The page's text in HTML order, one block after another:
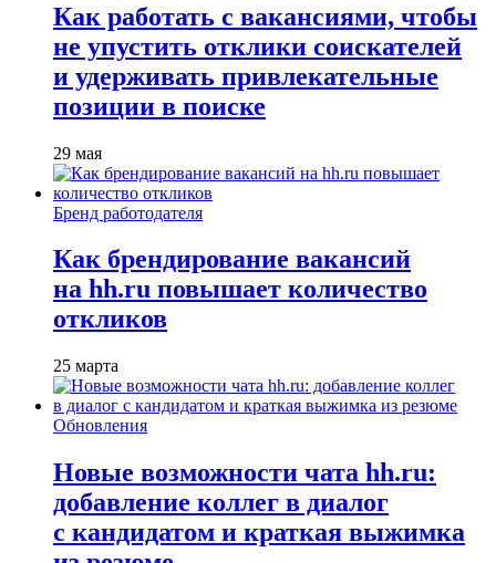
Как работать с вакансиями, чтобы
не упустить отклики соискателей
и удерживать привлекательные
позиции в поиске
29 мая
Бренд работодателя
Как брендирование вакансий
на hh.ru повышает количество
откликов
25 марта
Обновления
Новые возможности чата hh.ru:
добавление коллег в диалог
с кандидатом и краткая выжимка